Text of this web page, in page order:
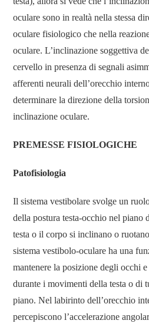
oculare sono in realtà nella stessa
oculare fisiologico che nella
oculare. L’inclinazione soggettiva
cervello in presenza di segnali
afferenti neurali dell’orecchio
determinare la direzione della
inclinazione oculare.
PREMESSE FISIOLOGICHE
Patofisiologia
Il sistema vestibolare svolge un
della postura testa-occhio nel
testa o il corpo si inclinano o
sistema vestibolo-oculare ha una
mantenere la posizione degli occhi
durante i movimenti della testa o di
piano. Nel labirinto dell’orecchio
percepiscono l’accelerazione